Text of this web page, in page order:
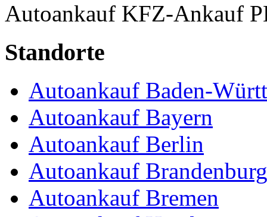
Autoankauf KFZ-Ankauf
Standorte
Autoankauf Baden-
Autoankauf Bayern
Autoankauf Berlin
Autoankauf Brandenburg
Autoankauf Bremen